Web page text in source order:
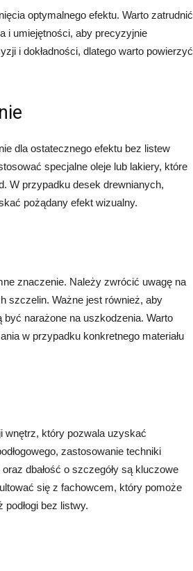
optymalnego efektu. Warto zatrudnić
i umiejętności, aby precyzyjnie
i dokładności, dlatego warto powierzyć
dla ostatecznego efektu bez listew
specjalne oleje lub lakiery, które
W przypadku desek drewnianych,
pożądany efekt wizualny.
znaczenie. Należy zwrócić uwagę na
szczelin. Ważne jest również, aby
narażone na uszkodzenia. Warto
w przypadku konkretnego materiału
wnętrz, który pozwala uzyskać
zastosowanie techniki
dbałość o szczegóły są kluczowe
się z fachowcem, który pomoże
bez listwy.